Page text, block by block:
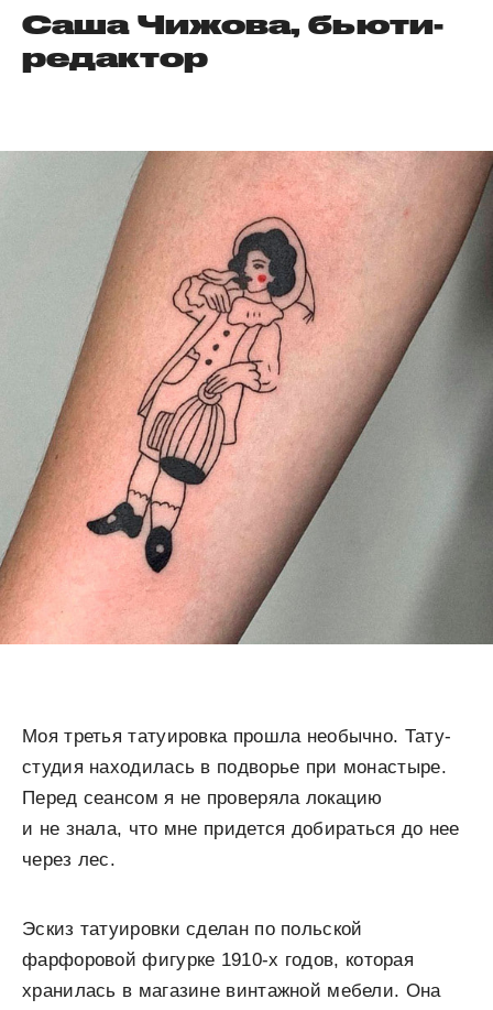
Саша Чижова, бьюти-
редактор
Моя третья татуировка прошла необычно. Тату-
студия находилась в подворье при монастыре.
Перед сеансом я не проверяла локацию
и не знала, что мне придется добираться до нее
через лес.
Эскиз татуировки сделан по польской
фарфоровой фигурке 1910-х годов, которая
хранилась в магазине винтажной мебели. Она